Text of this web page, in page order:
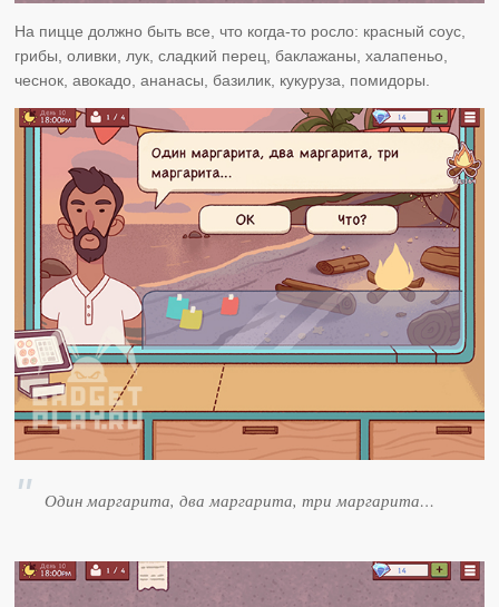
На пицце должно быть все, что когда-то росло: красный соус,
грибы, оливки, лук, сладкий перец, баклажаны, халапеньо,
чеснок, авокадо, ананасы, базилик, кукуруза, помидоры.
Один маргарита, два маргарита, три маргарита…